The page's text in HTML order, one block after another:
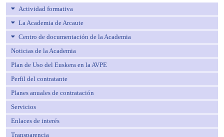
Actividad formativa
La Academia de Arcaute
Centro de documentación de la Academia
Noticias de la Academia
Plan de Uso del Euskera en la AVPE
Perfil del contratante
Planes anuales de contratación
Servicios
Enlaces de interés
Transparencia